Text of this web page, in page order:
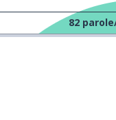
cosa?
82